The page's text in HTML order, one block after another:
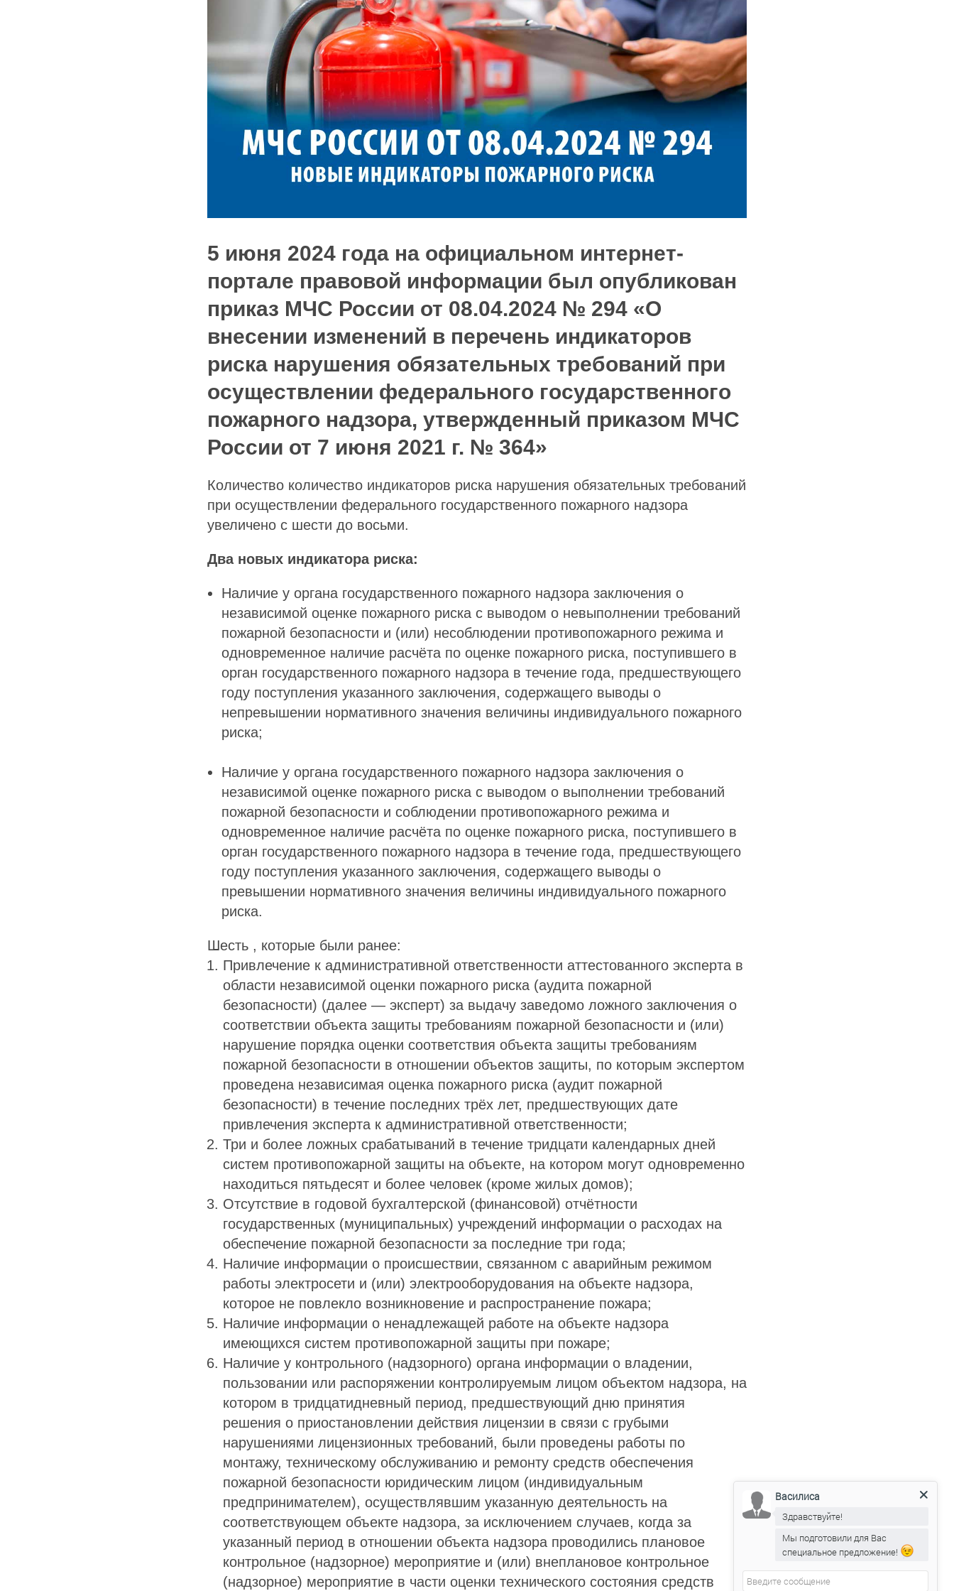
5 июня 2024 года на официальном интернет-
портале правовой информации был опубликован
приказ МЧС России от 08.04.2024 № 294 «О
внесении изменений в перечень индикаторов
риска нарушения обязательных требований при
осуществлении федерального государственного
пожарного надзора, утвержденный приказом МЧС
России от 7 июня 2021 г. № 364»
Количество количество индикаторов риска нарушения обязательных требований
при осуществлении федерального государственного пожарного надзора
увеличено с шести до восьми.
Два новых индикатора риска:
Наличие у органа государственного пожарного надзора заключения о
независимой оценке пожарного риска с выводом о невыполнении требований
пожарной безопасности и (или) несоблюдении противопожарного режима и
одновременное наличие расчёта по оценке пожарного риска, поступившего в
орган государственного пожарного надзора в течение года, предшествующего
году поступления указанного заключения, содержащего выводы о
непревышении нормативного значения величины индивидуального пожарного
риска;
Наличие у органа государственного пожарного надзора заключения о
независимой оценке пожарного риска с выводом о выполнении требований
пожарной безопасности и соблюдении противопожарного режима и
одновременное наличие расчёта по оценке пожарного риска, поступившего в
орган государственного пожарного надзора в течение года, предшествующего
году поступления указанного заключения, содержащего выводы о
превышении нормативного значения величины индивидуального пожарного
риска.
Шесть , которые были ранее:
Привлечение к административной ответственности аттестованного эксперта в
области независимой оценки пожарного риска (аудита пожарной
безопасности) (далее — эксперт) за выдачу заведомо ложного заключения о
соответствии объекта защиты требованиям пожарной безопасности и (или)
нарушение порядка оценки соответствия объекта защиты требованиям
пожарной безопасности в отношении объектов защиты, по которым экспертом
проведена независимая оценка пожарного риска (аудит пожарной
безопасности) в течение последних трёх лет, предшествующих дате
привлечения эксперта к административной ответственности;
Три и более ложных срабатываний в течение тридцати календарных дней
систем противопожарной защиты на объекте, на котором могут одновременно
находиться пятьдесят и более человек (кроме жилых домов);
Отсутствие в годовой бухгалтерской (финансовой) отчётности
государственных (муниципальных) учреждений информации о расходах на
обеспечение пожарной безопасности за последние три года;
Наличие информации о происшествии, связанном с аварийным режимом
работы электросети и (или) электрооборудования на объекте надзора,
которое не повлекло возникновение и распространение пожара;
Наличие информации о ненадлежащей работе на объекте надзора
имеющихся систем противопожарной защиты при пожаре;
Наличие у контрольного (надзорного) органа информации о владении,
пользовании или распоряжении контролируемым лицом объектом надзора, на
котором в тридцатидневный период, предшествующий дню принятия
решения о приостановлении действия лицензии в связи с грубыми
нарушениями лицензионных требований, были проведены работы по
монтажу, техническому обслуживанию и ремонту средств обеспечения
пожарной безопасности юридическим лицом (индивидуальным
предпринимателем), осуществлявшим указанную деятельность на
соответствующем объекте надзора, за исключением случаев, когда за
указанный период в отношении объекта надзора проводились плановое
контрольное (надзорное) мероприятие и (или) внеплановое контрольное
(надзорное) мероприятие в части оценки технического состояния средств
Василиса
Здравствуйте!
Мы подготовили для Вас
специальное предложение!